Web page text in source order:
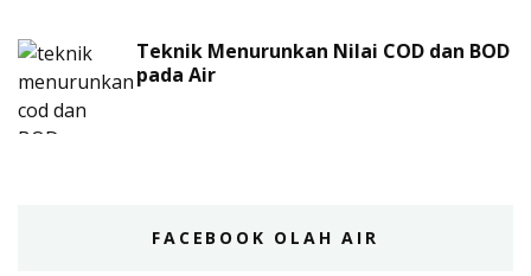
Teknik Menurunkan Nilai COD dan BOD
pada Air
FACEBOOK OLAH AIR